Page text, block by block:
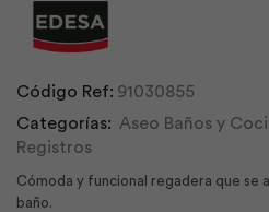
Código Ref: 91030855
Categorías: Aseo Baños y
Registros
Cómoda y funcional regadera que se
baño.